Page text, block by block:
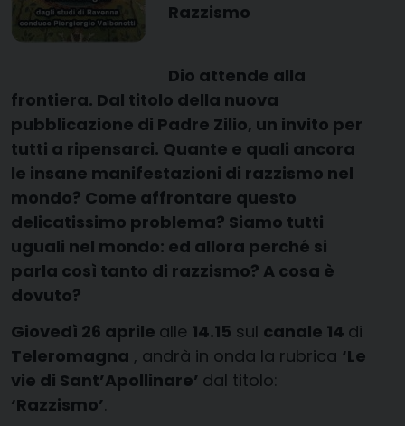
Razzismo
Dio attende alla
frontiera. Dal titolo della nuova
pubblicazione di Padre Zilio, un invito per
tutti a ripensarci. Quante e quali ancora
le insane manifestazioni di razzismo nel
mondo? Come affrontare questo
delicatissimo problema? Siamo tutti
uguali nel mondo: ed allora perché si
parla così tanto di razzismo? A cosa è
dovuto?
Giovedì 26 aprile alle 14.15 sul canale 14 di
Teleromagna , andrà in onda la rubrica ‘Le
vie di Sant’Apollinare’ dal titolo:
‘Razzismo’.